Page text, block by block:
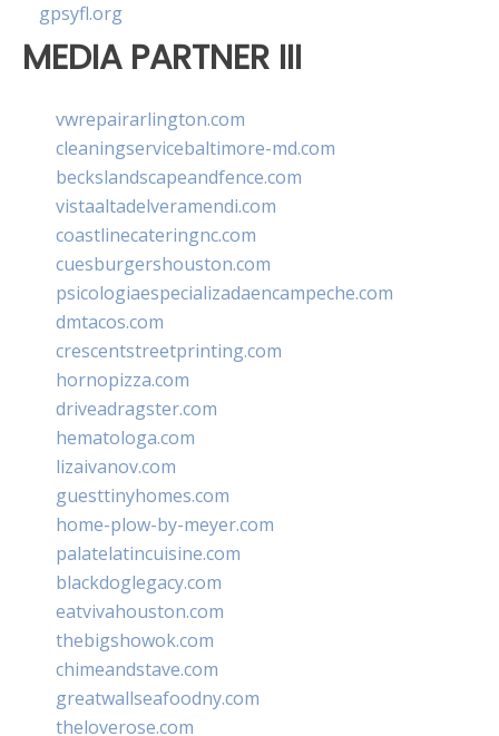
gpsyfl.org
MEDIA PARTNER III
vwrepairarlington.com
cleaningservicebaltimore-md.com
beckslandscapeandfence.com
vistaaltadelveramendi.com
coastlinecateringnc.com
cuesburgershouston.com
psicologiaespecializadaencampeche.com
dmtacos.com
crescentstreetprinting.com
hornopizza.com
driveadragster.com
hematologa.com
lizaivanov.com
guesttinyhomes.com
home-plow-by-meyer.com
palatelatincuisine.com
blackdoglegacy.com
eatvivahouston.com
thebigshowok.com
chimeandstave.com
greatwallseafoodny.com
theloverose.com